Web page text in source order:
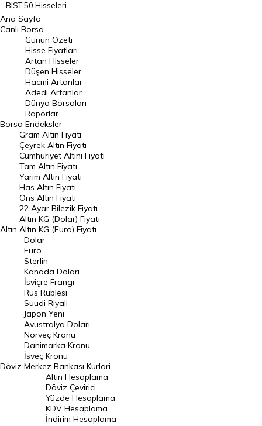
BIST 50 Hisseleri
BIST 100 Hisseleri
En Çok Artan Hisseler
En Çok Düşen Hisseler
Hacmi Artanlar
Geçmiş Kapanışlar
Dünya Borsaları
Raporlar
Endeksler
DÖVİZ
Döviz Kuru
Dolar Kuru
Euro Kuru
Pound Kuru
Frank Kuru
Riyal Kuru
Avustralya Doları
Danimarka Kronu Kuru
Kanada Doları Kuru
Norveç Kronu Kuru
İsveç Kronu Kuru
Japon Yeni Kuru
Serbest Piyasa Döviz Kurları
Ana Sayfa
Canlı Borsa
Borsa
Günün Özeti
Hisse Fiyatları
Artan Hisseler
Düşen Hisseler
Hacmi Artanlar
Adedi Artanlar
Dünya Borsaları
Raporlar
Endeksler
Altın
Gram Altın Fiyatı
Çeyrek Altın Fiyatı
Cumhuriyet Altını Fiyatı
Tam Altın Fiyatı
Yarım Altın Fiyatı
Has Altın Fiyatı
Ons Altın Fiyatı
22 Ayar Bilezik Fiyatı
Altın KG (Dolar) Fiyatı
Altın KG (Euro) Fiyatı
Döviz
Dolar
Euro
Sterlin
Kanada Doları
İsviçre Frangı
Rus Rublesi
Suudi Riyali
Japon Yeni
Avustralya Doları
Norveç Kronu
Danimarka Kronu
İsveç Kronu
Merkez Bankası Kurlari
Altın Hesaplama
Döviz Çevirici
Yüzde Hesaplama
KDV Hesaplama
İndirim Hesaplama